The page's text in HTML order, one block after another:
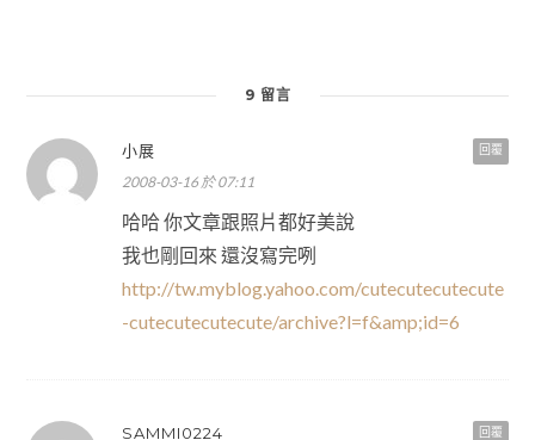
9 留言
回覆
小展
2008-03-16 於 07:11
哈哈 你文章跟照片都好美說
我也剛回來 還沒寫完咧
http://tw.myblog.yahoo.com/cutecutecutecute
-cutecutecutecute/archive?l=f&amp;id=6
回覆
SAMMI0224